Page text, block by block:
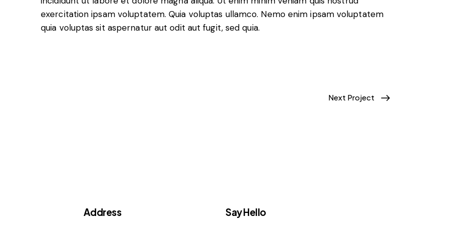
exercitation ipsam voluptatem. Quia voluptas ullamco. Nemo enim ipsam voluptatem
quia voluptas sit aspernatur aut odit aut fugit, sed quia.
Next Project
Address Say Hello